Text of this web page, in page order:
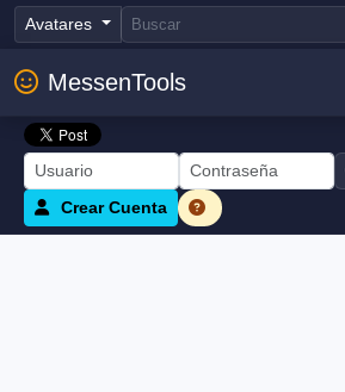
Avatares
MessenTools
Crear Cuenta